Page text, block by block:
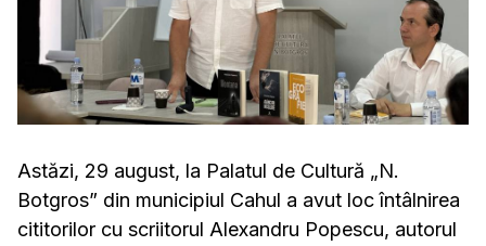
Astăzi, 29 august, la Palatul de Cultură „N.
Botgros” din municipiul Cahul a avut loc întâlnirea
cititorilor cu scriitorul Alexandru Popescu, autorul